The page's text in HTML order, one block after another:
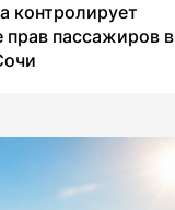
контролирует
пассажиров в